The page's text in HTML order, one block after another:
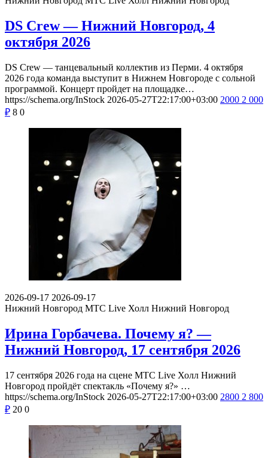
DS Crew — Нижний Новгород, 4
октября 2026
DS Crew — танцевальный коллектив из Перми. 4 октября
2026 года команда выступит в Нижнем Новгороде с сольной
программой. Концерт пройдет на площадке…
https://schema.org/InStock 2026-05-27T22:17:00+03:00 2000 2 000
₽ 8 0
2026-09-17 2026-09-17
Нижний Новгород МТС Live Холл Нижний Новгород
Ирина Горбачева. Почему я? —
Нижний Новгород, 17 сентября 2026
17 сентября 2026 года на сцене МТС Live Холл Нижний
Новгород пройдёт спектакль «Почему я?» …
https://schema.org/InStock 2026-05-27T22:17:00+03:00 2800 2 800
₽ 20 0